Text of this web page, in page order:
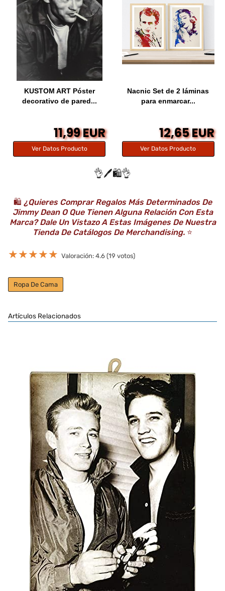
KUSTOM ART Póster
decorativo de pared...
11,99 EUR
Ver Datos Producto
Nacnic Set de 2 láminas
para enmarcar...
12,65 EUR
Ver Datos Producto
👌🖊️🛍️👌
🛍️ ¿Quieres Comprar Regalos Más Determinados De
Jimmy Dean O Que Tienen Alguna Relación Con Esta
Marca? Dale Un Vistazo A Estas Imágenes De Nuestra
Tienda De Catálogos De Merchandising. ⭐️
★★★★★ Valoración: 4.6 (19 votos)
Ropa De Cama
Artículos Relacionados